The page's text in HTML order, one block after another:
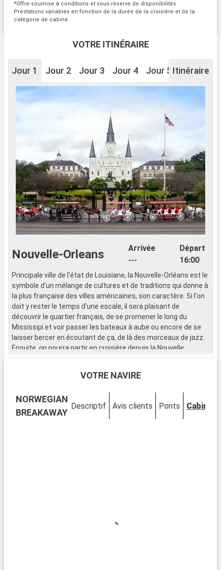
*Offre soumise à conditions et sous réserve de disponibilités.
Prestations variables en fonction de la durée de la croisière et de la
catégorie de cabine.
VOTRE ITINÉRAIRE
Jour 1 Jour 2 Jour 3 Jour 4 Jour 5 Jour 6
Itinéraire
Nouvelle-Orleans
Arrivée
---
Départ
16:00
Principale ville de l'état de Louisiane, la Nouvelle-Orléans est le
symbole d'un mélange de cultures et de traditions qui donne à
la plus française des villes américaines, son caractère. Si l'on
doit y rester le temps d'une escale, il sera plaisant de
découvrir le quartier français, de se promener le long du
Mississipi et voir passer les bateaux à aube ou encore de se
laisser bercer en écoutant de ça, de là des morceaux de jazz.
Ensuite, on pourra partir en croisière depuis la Nouvelle
VOTRE NAVIRE
NORWEGIAN
BREAKAWAY
Descriptif Avis clients Ponts Cabines